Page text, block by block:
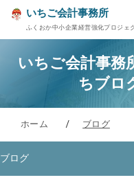
いちご会計事務所
ふくおか中小企業経営強化プロジェ
いちご会計事務
ちブロ
ホーム / ブログ
ブログ